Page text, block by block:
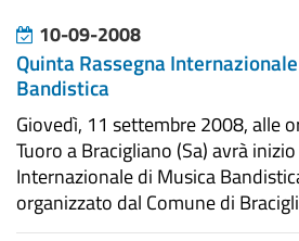
10-09-2008
Quinta Rassegna
Bandistica
Giovedì, 11 settembre 2008, alle
Tuoro a Bracigliano (Sa) avrà
Internazionale di Musica
organizzato dal Comune di